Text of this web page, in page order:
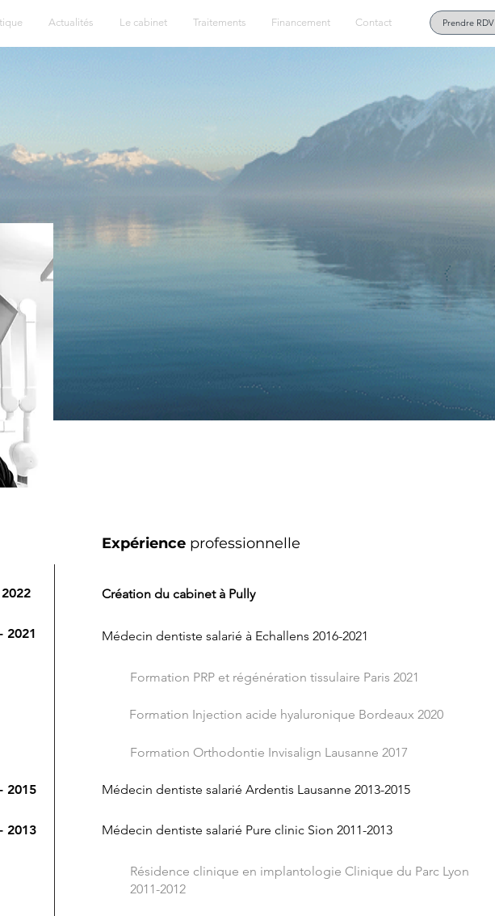
Actualités Le cabinet Traitements Financement Contact Prendre RDV
2022
2021
2015
2013
Expérience professionnelle
Création du cabinet à Pully
Médecin dentiste salarié à Echallens 2016-2021
Formation PRP et régénération tissulaire Paris 2021
Formation Injection acide hyaluronique Bordeaux 2020
Formation Orthodontie Invisalign Lausanne 2017
Médecin dentiste salarié Ardentis Lausanne 2013-2015
Médecin dentiste salarié Pure clinic Sion 2011-2013
Résidence clinique en implantologie Clinique du Parc Lyon
2011-2012